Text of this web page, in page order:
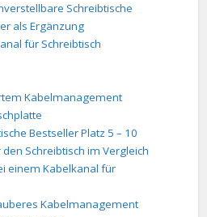
Schreibtische
als Ergänzung
für Schreibtisch
Kabelmanagement
Bestseller Platz 5 – 10
Schreibtisch im Vergleich
einem Kabelkanal für
Kabelmanagement